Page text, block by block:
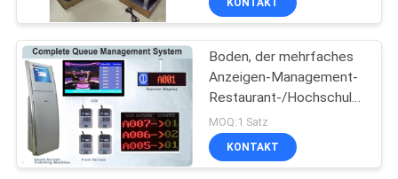
SITEMAP
PRIVACY
POLICY
KONTAKT
Boden, der mehrfaches
Anzeigen-Management-
Restaurant-/Hochschulreihen-
System steht
MOQ:1 Satz
KONTAKT